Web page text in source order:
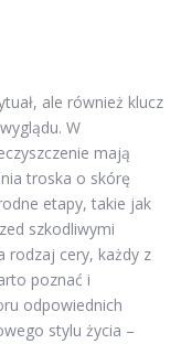
ale również klucz
W
mają
troska o skórę
etapy, takie jak
szkodliwymi
rodzaj cery, każdy z
poznać i
odpowiednich
stylu życia –